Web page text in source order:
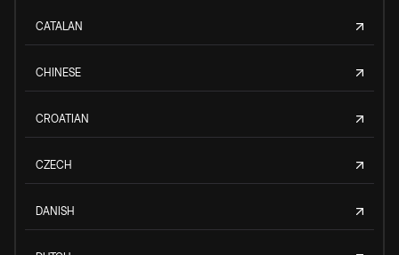
CATALAN
CHINESE
CROATIAN
CZECH
DANISH